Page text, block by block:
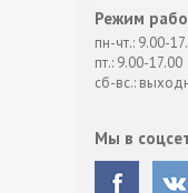
Режим
пн-чт.: 9.00-
пт.: 9.00-17.00
сб-вс.:
Мы в